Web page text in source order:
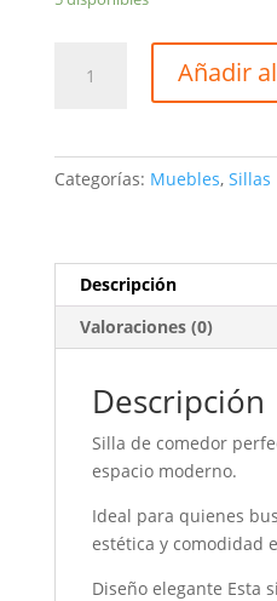
MLM-
Añadir
Categorías: Muebles, Sillas
Descripción
Valoraciones (0)
Descripción
Silla de comedor
espacio moderno.
Ideal para quienes
estética y comodidad
Diseño elegante Esta